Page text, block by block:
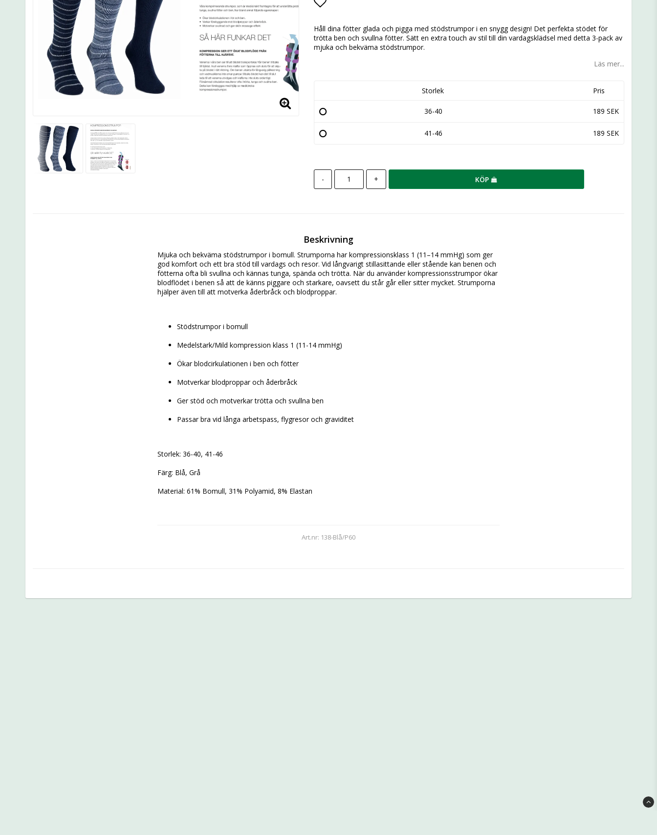
Lägg till i favoritlistan
Håll dina fötter glada och pigga med stödstrumpor i en snygg design! Det perfekta stödet för
trötta ben och svullna fötter. Sätt en extra touch av stil till din vardagsklädsel med detta 3-pack av
mjuka och bekväma stödstrumpor.
Läs mer...
Storlek Pris
36-40 189 SEK
41-46 189 SEK
- + KÖP
Beskrivning
Art.nr: 138-Blå/P60
Mjuka och bekväma stödstrumpor i bomull. Strumporna har kompressionsklass 1 (11–14 mmHg) som ger
god komfort och ett bra stöd till vardags och resor. Vid långvarigt stillasittande eller stående kan benen och
fötterna ofta bli svullna och kännas tunga, spända och trötta. När du använder kompressionsstrumpor ökar
blodflödet i benen så att de känns piggare och starkare, oavsett du står går eller sitter mycket. Strumporna
hjälper även till att motverka åderbråck och blodproppar.
Stödstrumpor i bomull
Medelstark/Mild kompression klass 1 (11-14 mmHg)
Ökar blodcirkulationen i ben och fötter
Motverkar blodproppar och åderbråck
Ger stöd och motverkar trötta och svullna ben
Passar bra vid långa arbetspass, flygresor och graviditet
Storlek: 36-40, 41-46
Färg: Blå, Grå
Material: 61% Bomull, 31% Polyamid, 8% Elastan